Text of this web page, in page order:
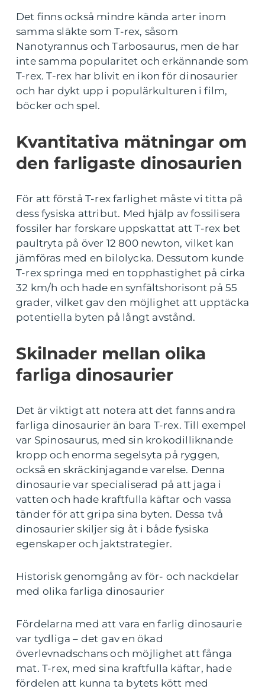
Det finns också mindre kända arter inom
samma släkte som T-rex, såsom
Nanotyrannus och Tarbosaurus, men de har
inte samma popularitet och erkännande som
T-rex. T-rex har blivit en ikon för dinosaurier
och har dykt upp i populärkulturen i film,
böcker och spel.
Kvantitativa mätningar om
den farligaste dinosaurien
För att förstå T-rex farlighet måste vi titta på
dess fysiska attribut. Med hjälp av fossilisera
fossiler har forskare uppskattat att T-rex bet
paultryta på över 12 800 newton, vilket kan
jämföras med en bilolycka. Dessutom kunde
T-rex springa med en topphastighet på cirka
32 km/h och hade en synfältshorisont på 55
grader, vilket gav den möjlighet att upptäcka
potentiella byten på långt avstånd.
Skilnader mellan olika
farliga dinosaurier
Det är viktigt att notera att det fanns andra
farliga dinosaurier än bara T-rex. Till exempel
var Spinosaurus, med sin krokodilliknande
kropp och enorma segelsyta på ryggen,
också en skräckinjagande varelse. Denna
dinosaurie var specialiserad på att jaga i
vatten och hade kraftfulla käftar och vassa
tänder för att gripa sina byten. Dessa två
dinosaurier skiljer sig åt i både fysiska
egenskaper och jaktstrategier.
Historisk genomgång av för- och nackdelar
med olika farliga dinosaurier
Fördelarna med att vara en farlig dinosaurie
var tydliga – det gav en ökad
överlevnadschans och möjlighet att fånga
mat. T-rex, med sina kraftfulla käftar, hade
fördelen att kunna ta bytets kött med